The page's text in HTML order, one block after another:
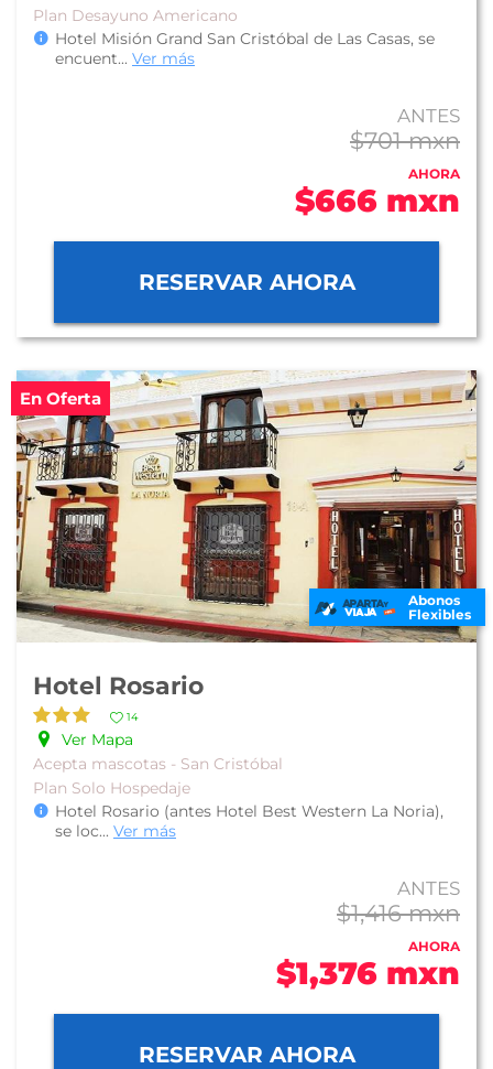
Plan Desayuno Americano
Hotel Misión Grand San Cristóbal de Las Casas, se
encuent... Ver más
ANTES
$701 mxn
AHORA
$666 mxn
RESERVAR AHORA
En Oferta
Abonos
Flexibles
Hotel Rosario
14
Ver Mapa
Acepta mascotas - San Cristóbal
Plan Solo Hospedaje
Hotel Rosario (antes Hotel Best Western La Noria),
se loc... Ver más
ANTES
$1,416 mxn
AHORA
$1,376 mxn
RESERVAR AHORA